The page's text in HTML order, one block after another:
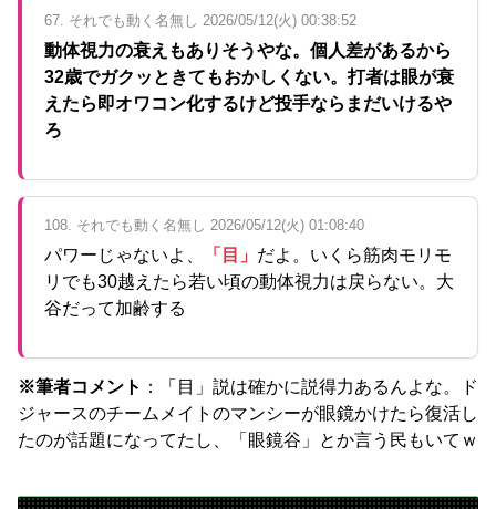
67. それでも動く名無し 2026/05/12(火) 00:38:52
動体視力の衰えもありそうやな。個人差があるから
32歳でガクッときてもおかしくない。打者は眼が衰
えたら即オワコン化するけど投手ならまだいけるや
ろ
108. それでも動く名無し 2026/05/12(火) 01:08:40
パワーじゃないよ、 「目」 だよ。いくら筋肉モリモ
リでも30越えたら若い頃の動体視力は戻らない。大
谷だって加齢する
※筆者コメント ：「目」説は確かに説得力あるんよな。ド
ジャースのチームメイトのマンシーが眼鏡かけたら復活し
たのが話題になってたし、「眼鏡谷」とか言う民もいてｗ